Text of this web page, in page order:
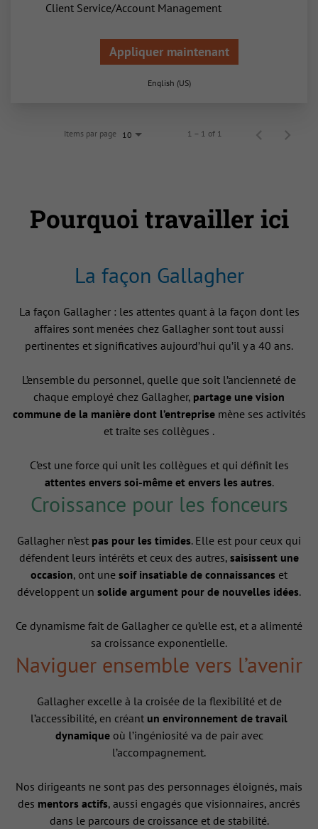
Client Service/Account Management
Appliquer maintenant
English (US)
Items par page 10 1 – 1 of 1
Pourquoi travailler ici
La façon Gallagher
La façon Gallagher : les attentes quant à la façon dont les
affaires sont menées chez Gallagher sont tout aussi
pertinentes et significatives aujourd’hui qu’il y a 40 ans.
L’ensemble du personnel, quelle que soit l’ancienneté de
chaque employé chez Gallagher, partage une vision
commune de la manière dont l’entreprisemène ses activités
et traite ses collègues .
C’est une force qui unit les collègues et qui définit les
attentes envers soi-même et envers les autres.
Croissance pour les fonceurs
Gallagher n’est pas pour les timides. Elle est pour ceux qui
défendent leurs intérêts et ceux des autres, saisissent une
occasion, ont une soif insatiable de connaissances et
développent un solide argument pour de nouvelles idées.
Ce dynamisme fait de Gallagher ce qu’elle est, et a alimenté
sa croissance exponentielle.
Naviguer ensemble vers l’avenir
Gallagher excelle à la croisée de la flexibilité et de
l’accessibilité, en créant un environnement de travail
dynamique où l’ingéniosité va de pair avec
l’accompagnement.
Nos dirigeants ne sont pas des personnages éloignés, mais
des mentors actifs, aussi engagés que visionnaires, ancrés
dans le parcours de croissance et de stabilité.